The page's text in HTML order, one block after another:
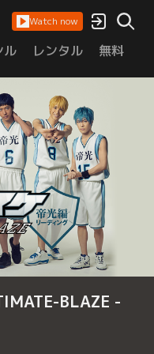
Watch now
ル レンタル 無料
BLAZE -